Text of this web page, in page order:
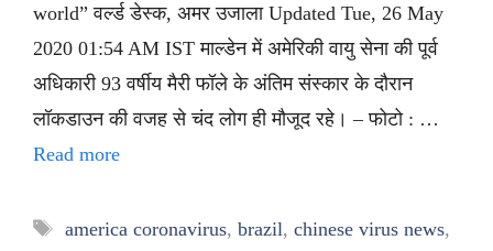
world” वर्ल्ड डेस्क, अमर उजाला Updated Tue, 26 May
2020 01:54 AM IST माल्डेन में अमेरिकी वायु सेना की पूर्व
अधिकारी 93 वर्षीय मैरी फॉले के अंतिम संस्कार के दौरान
लॉकडाउन की वजह से चंद लोग ही मौजूद रहे। – फोटो : …
Read more
Tags
america coronavirus, brazil, chinese virus news,